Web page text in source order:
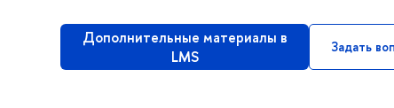
Дополнительные материалы в
LMS
Задать